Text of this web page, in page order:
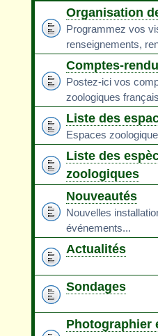
Organisation
Programmez vos
renseignements,
Comptes-
Postez-ici vos
zoologiques
Liste des
Espaces
Liste des
zoologiques
Nouveautés
Nouvelles
événements...
Actualités
Sondages
Photographier